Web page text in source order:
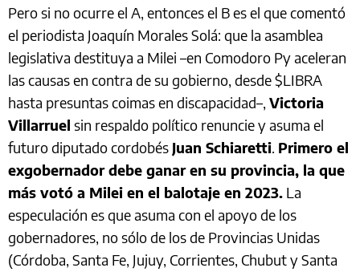
Pero si no ocurre el A, entonces el B es el que comentó
el periodista Joaquín Morales Solá: que la asamblea
legislativa destituya a Milei –en Comodoro Py aceleran
las causas en contra de su gobierno, desde $LIBRA
hasta presuntas coimas en discapacidad–, Victoria
Villarruel sin respaldo político renuncie y asuma el
futuro diputado cordobés Juan Schiaretti. Primero el
exgobernador debe ganar en su provincia, la que
más votó a Milei en el balotaje en 2023. La
especulación es que asuma con el apoyo de los
gobernadores, no sólo de los de Provincias Unidas
(Córdoba, Santa Fe, Jujuy, Corrientes, Chubut y Santa